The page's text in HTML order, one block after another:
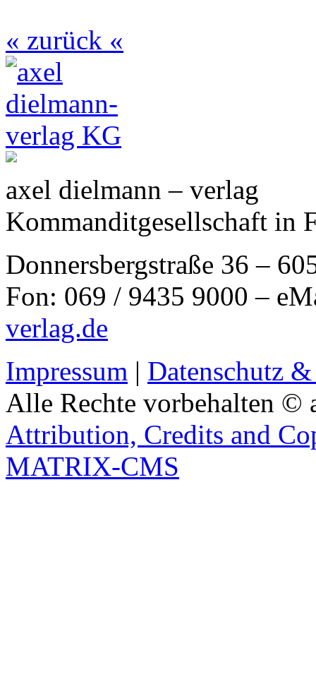
« zurück «
axel dielmann – verlag
Kommanditgesellschaft in
Donnersbergstraße 36 –
Fon: 069 / 9435 9000 –
verlag.de
Impressum | Datenschutz
Alle Rechte vorbehalten ©
Attribution, Credits and
MATRIX-CMS